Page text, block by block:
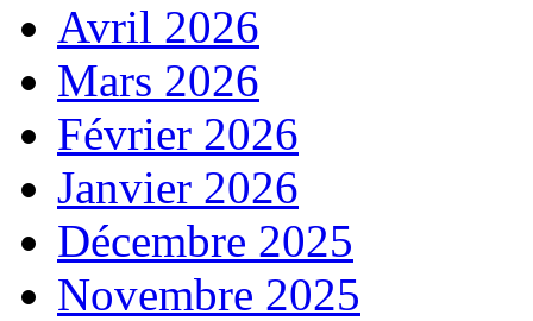
Avril 2026
Mars 2026
Février 2026
Janvier 2026
Décembre 2025
Novembre 2025